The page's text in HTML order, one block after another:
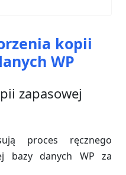
kopii
WP
zapasowej
proces ręcznego
bazy danych WP za